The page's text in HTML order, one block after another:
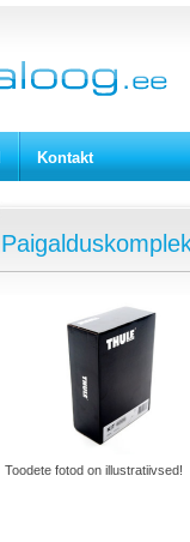
Kontakt
Toodete fotod on illustratiivsed!